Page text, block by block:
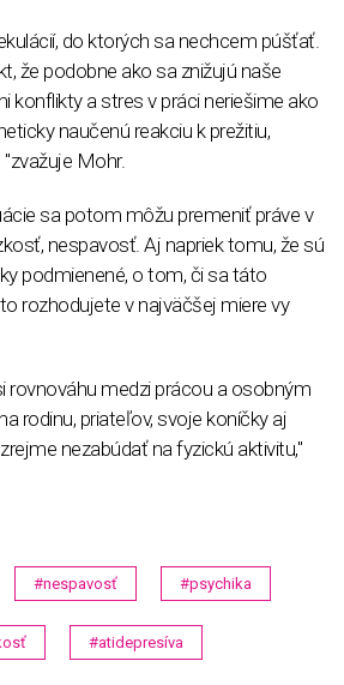
do ktorých sa nechcem púšťať.
že podobne ako sa znižujú naše
konflikty a stres v práci neriešime ako
naučenú reakciu k prežitiu,
Mohr.
sa potom môžu premeniť práve v
nespavosť. Aj napriek tomu, že sú
podmienené, o tom, či sa táto
rozhodujete v najväčšej miere vy
rovnováhu medzi prácou a osobným
rodinu, priateľov, svoje koníčky aj
nezabúdať na fyzickú aktivitu,"
#nespavosť #psychika
#atidepresíva